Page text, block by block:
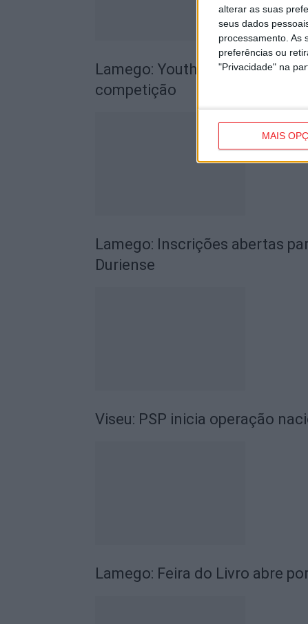
alterar as suas
seus dados
processamento. As
preferências ou
"Privacidade" na
MAIS
Lamego: Youth Cup junta
competição
Lamego: Inscrições abertas
Duriense
Viseu: PSP inicia operação
Lamego: Feira do Livro abre